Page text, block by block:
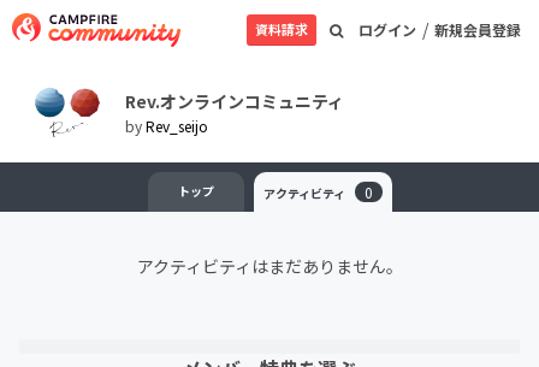
ログイン / 新規会員登録
資料請求
Rev.オンラインコミュニティ
byRev_seijo
トップ アクティビティ 0
アクティビティはまだありません。